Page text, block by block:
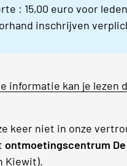
: 15,00 euro voor leden
inschrijven
informatie kan je lezen
keer niet in onze
ontmoetingscentrum
Kiewit).